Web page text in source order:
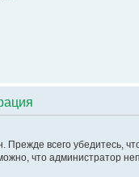
Прежде всего убедитесь,
что администратор